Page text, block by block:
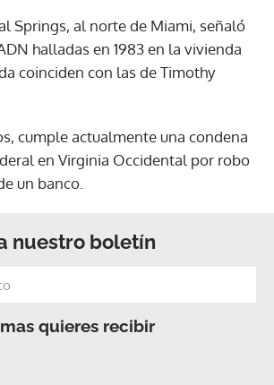
Springs, al norte de Miami, señaló
halladas en 1983 en la vivienda
coinciden con las de Timothy
cumple actualmente una condena
en Virginia Occidental por robo
un banco.
nuestro boletín
quieres recibir